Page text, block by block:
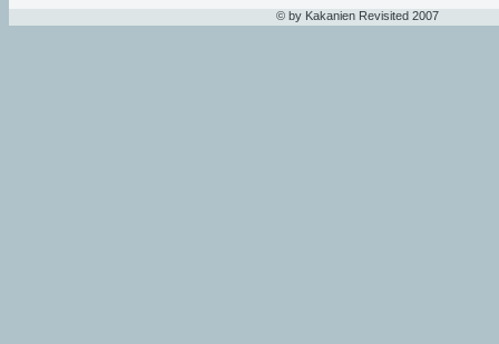
© by Kakanien Revisited 2007